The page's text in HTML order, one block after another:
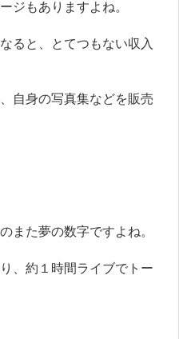
ジもありますよね。
ると、とてつもない収入
自身の写真集などを販売
また夢の数字ですよね。
、約１時間ライブでトー